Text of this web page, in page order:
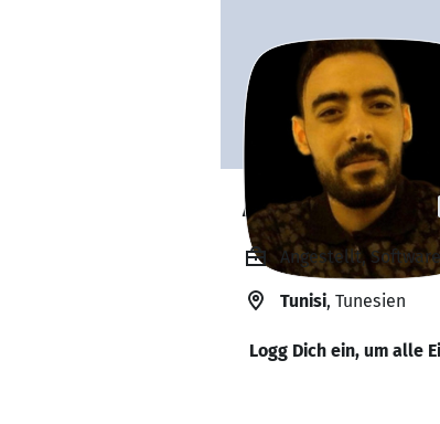
Adel Rabaoui
Angestellt,
Tunisi, Tunesien
Logg Dich ein, um alle